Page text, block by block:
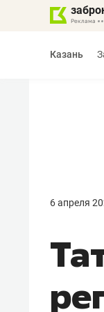
Казань
6 апреля